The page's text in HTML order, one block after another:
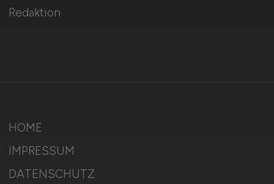
Redaktion
HOME
IMPRESSUM
DATENSCHUTZ